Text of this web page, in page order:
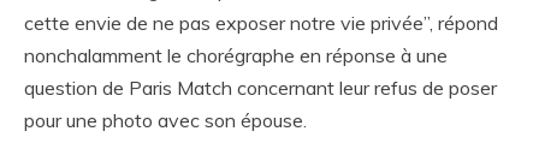
cette envie de ne pas exposer notre vie privée”, répond
nonchalamment le chorégraphe en réponse à une
question de Paris Match concernant leur refus de poser
pour une photo avec son épouse.